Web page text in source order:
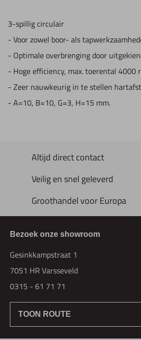
3-spillig circulair
- Voor zowel boor- als
- Optimale overbrenging door
- Hoge efficiency, max. toerental 4000
- Zeer nauwkeurig in te stellen
- A=10, B=10, G=3, H=15 mm.
Altijd direct contact
Veilig en snel geleverd
Groothandel voor Europa
Bezoek onze showroom
Gesinkkampstraat 1
7051 HR Varsseveld
0315 - 61 71 71
TOON ROUTE